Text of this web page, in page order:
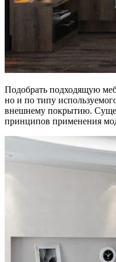
Подобрать подходящую
но и по типу
внешнему покрытию.
принципов применения